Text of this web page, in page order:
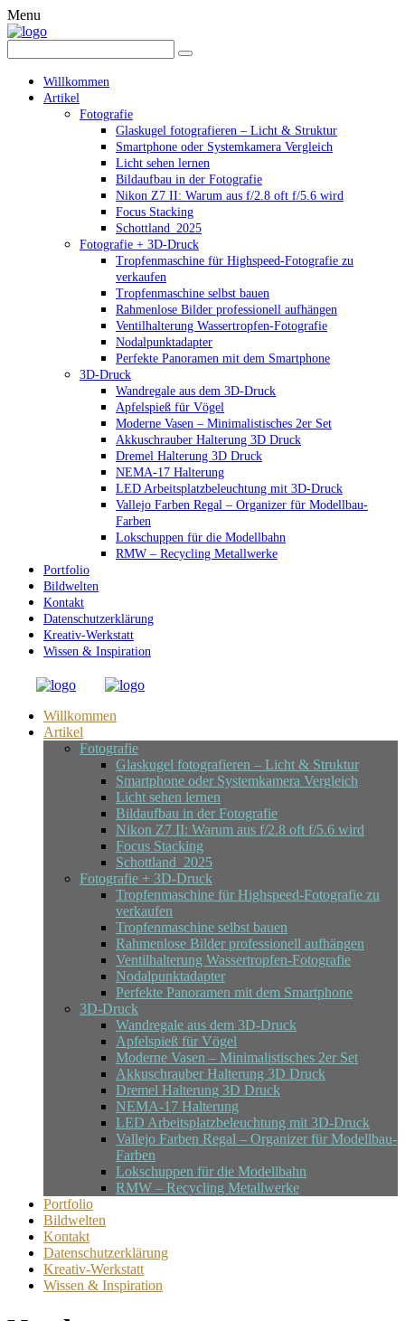
Menu
Willkommen
Artikel
Fotografie
Glaskugel fotografieren – Licht & Struktur
Smartphone oder Systemkamera Vergleich
Licht sehen lernen
Bildaufbau in der Fotografie
Nikon Z7 II: Warum aus f/2.8 oft f/5.6 wird
Focus Stacking
Schottland_2025
Fotografie + 3D-Druck
Tropfenmaschine für Highspeed-Fotografie zu
verkaufen
Tropfenmaschine selbst bauen
Rahmenlose Bilder professionell aufhängen
Ventilhalterung Wassertropfen-Fotografie
Nodalpunktadapter
Perfekte Panoramen mit dem Smartphone
3D-Druck
Wandregale aus dem 3D-Druck
Apfelspieß für Vögel
Moderne Vasen – Minimalistisches 2er Set
Akkuschrauber Halterung 3D Druck
Dremel Halterung 3D Druck
NEMA-17 Halterung
LED Arbeitsplatzbeleuchtung mit 3D-Druck
Vallejo Farben Regal – Organizer für Modellbau-
Farben
Lokschuppen für die Modellbahn
RMW – Recycling Metallwerke
Portfolio
Bildwelten
Kontakt
Datenschutzerklärung
Kreativ-Werkstatt
Wissen & Inspiration
Willkommen
Artikel
Fotografie
Glaskugel fotografieren – Licht & Struktur
Smartphone oder Systemkamera Vergleich
Licht sehen lernen
Bildaufbau in der Fotografie
Nikon Z7 II: Warum aus f/2.8 oft f/5.6 wird
Focus Stacking
Schottland_2025
Fotografie + 3D-Druck
Tropfenmaschine für Highspeed-Fotografie zu
verkaufen
Tropfenmaschine selbst bauen
Rahmenlose Bilder professionell aufhängen
Ventilhalterung Wassertropfen-Fotografie
Nodalpunktadapter
Perfekte Panoramen mit dem Smartphone
3D-Druck
Wandregale aus dem 3D-Druck
Apfelspieß für Vögel
Moderne Vasen – Minimalistisches 2er Set
Akkuschrauber Halterung 3D Druck
Dremel Halterung 3D Druck
NEMA-17 Halterung
LED Arbeitsplatzbeleuchtung mit 3D-Druck
Vallejo Farben Regal – Organizer für Modellbau-
Farben
Lokschuppen für die Modellbahn
RMW – Recycling Metallwerke
Portfolio
Bildwelten
Kontakt
Datenschutzerklärung
Kreativ-Werkstatt
Wissen & Inspiration